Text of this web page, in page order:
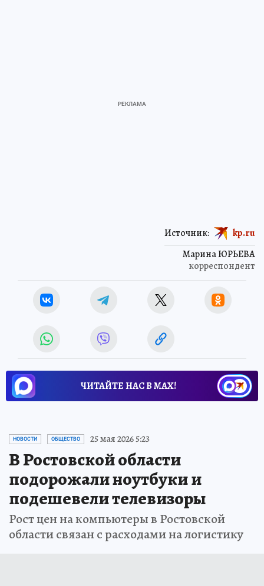
Марина ЮРЬЕВА
корреспондент
Источник: kp.ru
ЧИТАЙТЕ НАС В МАХ!
НОВОСТИ ОБЩЕСТВО 25 мая 2026 5:23
В Ростовской области
подорожали ноутбуки и
подешевели телевизоры
Рост цен на компьютеры в Ростовской
области связан с расходами на логистику